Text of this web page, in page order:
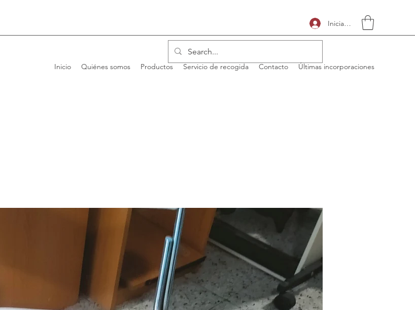
Iniciar sesión
Inicio Quiénes somos Productos Servicio de recogida Contacto Últimas incorporaciones